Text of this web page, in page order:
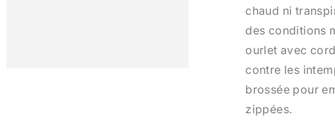
chaud ni
des conditions
ourlet avec
contre les
brossée pour
zippées.